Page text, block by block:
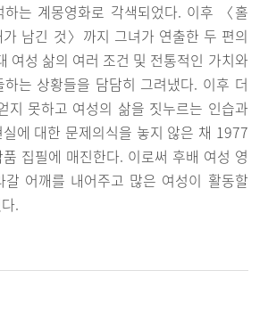
하는 계몽영화로 각색되었다. 이후 〈홀
남긴 것〉까지 그녀가 연출한 두 편의
여성 삶의 여러 조건 및 전통적인 가치와
는 상황들을 담담히 그려냈다. 이후 더
지 못하고 여성의 삶을 짓누르는 인습과
에 대한 문제의식을 놓지 않은 채 1977
집필에 매진한다. 이로써 후배 여성 영
갈 어깨를 내어주고 많은 여성이 활동할
.